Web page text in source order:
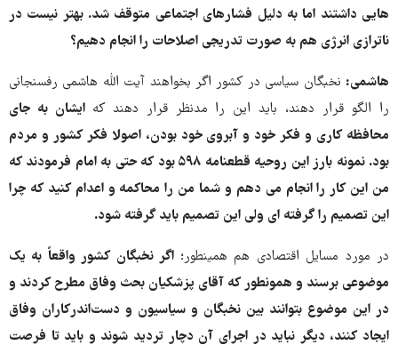
هایی داشتند اما به دلیل فشارهای اجتماعی متوقف شد. بهتر نیست در
ناترازی انرژی هم به صورت تدریجی اصلاحات را انجام دهیم؟
هاشمی: نخبگان سیاسی در کشور اگر بخواهند آیت الله هاشمی رفسنجانی
را الگو قرار دهند، باید این را مدنظر قرار دهند که ایشان به جای
محافظه کاری و فکر خود و آبروی خود بودن، اصولا فکر کشور و مردم
بود. نمونه بارز این روحیه قطعنامه ۵۹۸ بود که حتی به امام فرمودند که
من این کار را انجام می دهم و شما من را محاکمه و اعدام کنید که چرا
این تصمیم را گرفته ای ولی این تصمیم باید گرفته شود.
در مورد مسایل اقتصادی هم همینطور؛ اگر نخبگان کشور واقعاً به یک
موضوعی برسند و همونطور که آقای پزشکیان بحث وفاق مطرح کردند و
در این موضوع بتوانند بین نخبگان و سیاسیون و دست‌اندرکاران وفاق
ایجاد کنند، دیگر نباید در اجرای آن دچار تردید شوند و باید تا فرصت